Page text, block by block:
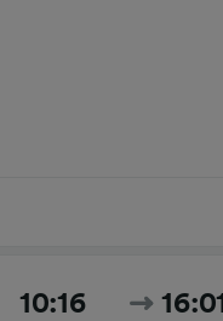
10:16 16:01